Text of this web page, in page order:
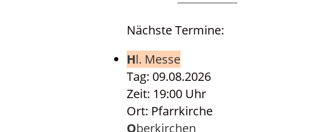
Nächste Termine:
Hl. Messe
Tag: 09.08.2026
Zeit: 19:00 Uhr
Ort: Pfarrkirche
Oberkirchen